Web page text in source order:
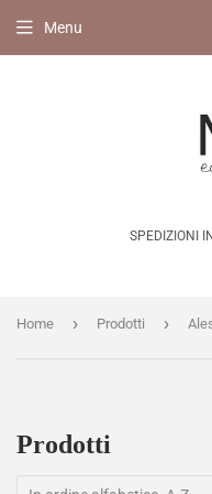
SPEDIZIONI
Menu
Home › Prodotti ›
Prodotti